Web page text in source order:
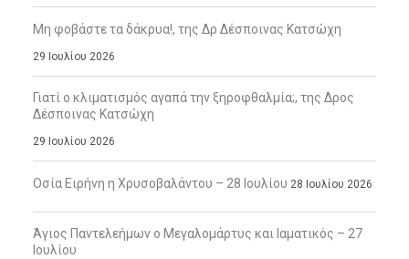
Μη φοβάστε τα δάκρυα!, της Δρ Δέσποινας Κατσώχη
29 Ιουλίου 2026
Γιατί ο κλιματισμός αγαπά την ξηροφθαλμία;, της Δρος
Δέσποινας Κατσώχη
29 Ιουλίου 2026
Οσία Ειρήνη η Χρυσοβαλάντου – 28 Ιουλίου 28 Ιουλίου 2026
Άγιος Παντελεήμων ο Μεγαλομάρτυς και Ιαματικός – 27
Ιουλίου